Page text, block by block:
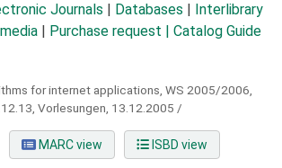
Journals Databases
Interlibrary
Purchase request | Catalog Guide
for internet applications, WS 2005/2006,
Vorlesungen, 13.12.2005 /
MARC view ISBD view